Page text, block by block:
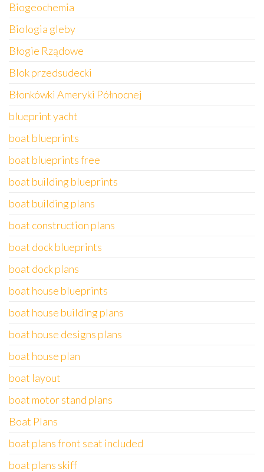
Biogeochemia
Biologia gleby
Błogie Rządowe
Blok przedsudecki
Błonkówki Ameryki Północnej
blueprint yacht
boat blueprints
boat blueprints free
boat building blueprints
boat building plans
boat construction plans
boat dock blueprints
boat dock plans
boat house blueprints
boat house building plans
boat house designs plans
boat house plan
boat layout
boat motor stand plans
Boat Plans
boat plans front seat included
boat plans skiff